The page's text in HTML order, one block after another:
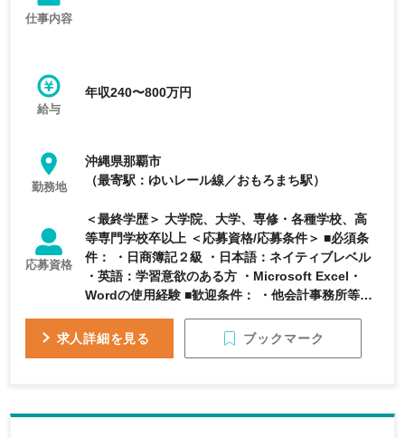
仕事内容
給与
年収240〜800万円
勤務地
沖縄県那覇市
（最寄駅：ゆいレール線／おもろまち駅）
応募資格
＜最終学歴＞ 大学院、大学、専修・各種学校、高
等専門学校卒以上 ＜応募資格/応募条件＞ ■必須条
件： ・日商簿記２級 ・日本語：ネイティブレベル
・英語：学習意欲のある方 ・Microsoft Excel・
Wordの使用経験 ■歓迎条件： ・他会計事務所等に
理士試験科目合格者、公認会計士 ・公認会計士短
求人詳細を見る ブックマーク